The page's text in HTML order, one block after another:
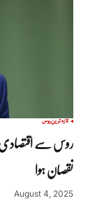
تازہ ترینروس
روس سے اقتصادی
نقصان ہوا
August 4, 2025